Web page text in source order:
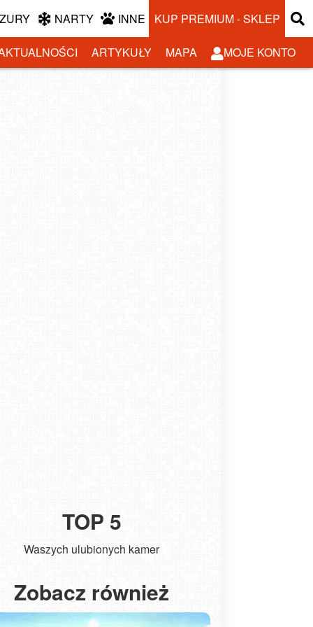
NARTY INNE KUP PREMIUM - SKLEP
ARTYKUŁY MAPA
MOJE KONTO
TOP 5
Waszych ulubionych kamer
Kołobrzeg - widok na molo
Zobacz również